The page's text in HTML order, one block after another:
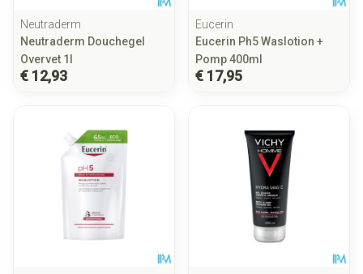
Neutraderm
Neutraderm Douchegel
Overvet 1l
€ 12,93
Eucerin
Eucerin Ph5 Waslotion +
Pomp 400ml
€ 17,95